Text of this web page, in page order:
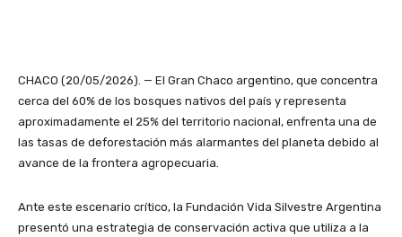
CHACO (20/05/2026). — El Gran Chaco argentino, que concentra
cerca del 60% de los bosques nativos del país y representa
aproximadamente el 25% del territorio nacional, enfrenta una de
las tasas de deforestación más alarmantes del planeta debido al
avance de la frontera agropecuaria.
Ante este escenario crítico, la Fundación Vida Silvestre Argentina
presentó una estrategia de conservación activa que utiliza a la